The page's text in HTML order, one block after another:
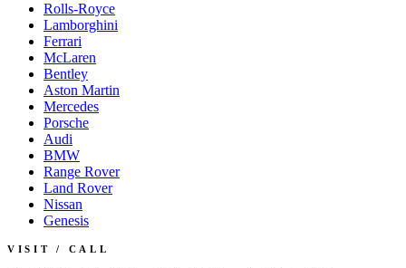
Rolls-Royce
Lamborghini
Ferrari
McLaren
Bentley
Aston Martin
Mercedes
Porsche
Audi
BMW
Range Rover
Land Rover
Nissan
Genesis
VISIT / CALL